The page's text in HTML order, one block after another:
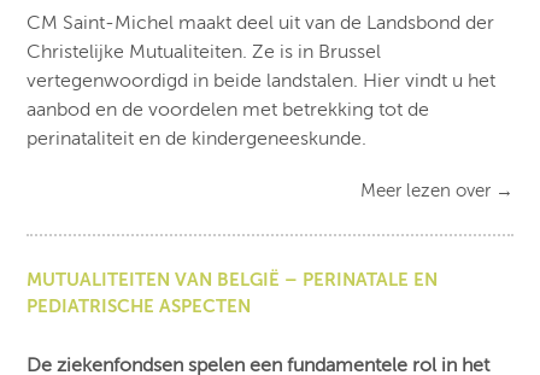
CM Saint-Michel maakt deel uit van de Landsbond der
Christelijke Mutualiteiten. Ze is in Brussel
vertegenwoordigd in beide landstalen. Hier vindt u het
aanbod en de voordelen met betrekking tot de
perinataliteit en de kindergeneeskunde.
Meer lezen over →
MUTUALITEITEN VAN BELGIË – PERINATALE EN
PEDIATRISCHE ASPECTEN
De ziekenfondsen spelen een fundamentele rol in het